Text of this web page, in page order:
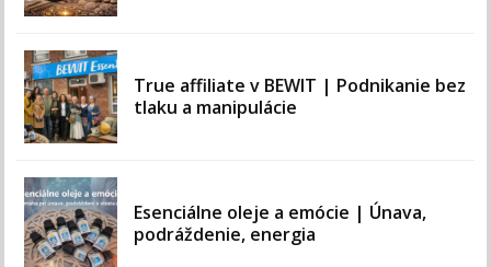
True affiliate v BEWIT | Podnikanie bez
tlaku a manipulácie
Esenciálne oleje a emócie | Únava,
podráždenie, energia